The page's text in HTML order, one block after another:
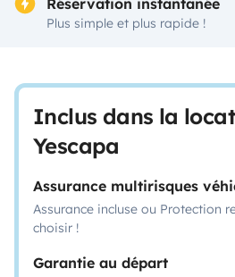
Réservation instantanée
Plus simple et plus rapide !
Inclus dans la
Yescapa
Assurance multirisques
Assurance incluse ou Protection
choisir !
Garantie au départ